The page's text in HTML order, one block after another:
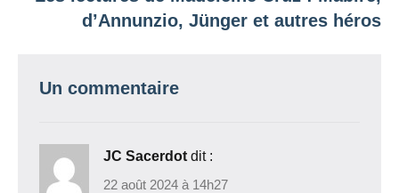
d’Annunzio, Jünger et autres héros
Un commentaire
JC Sacerdot dit :
22 août 2024 à 14h27